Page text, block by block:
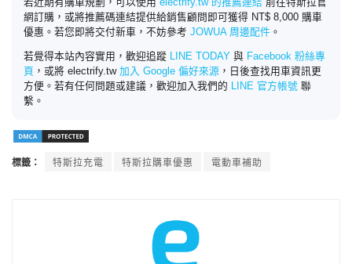
網訂購，或將推薦碼連結提供給銷售顧問即可獲得 NT$ 8,000 購車
優惠。若您即將交付新車，不妨參考 JOWUA 周邊配件 。
若覺得本站內容實用，歡迎追蹤 LINE TODAY 與 Facebook 粉絲專
頁 ，或將 electrify.tw 加入 Google 偏好來源 ，日後查找用車資訊更
方便。若有任何問題或建議，歡迎加入我們的 LINE 官方帳號 聯
繫。
標籤： 特斯拉充電 特斯拉購車優惠 電動車補助